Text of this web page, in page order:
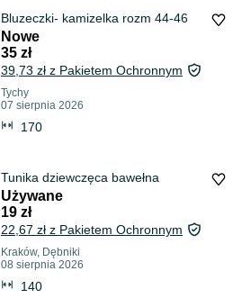
Bluzeczki- kamizelka rozm 44-46
Nowe
35 zł
39,73 zł z Pakietem Ochronnym
Tychy
07 sierpnia 2026
170
Tunika dziewczęca bawełna
Używane
19 zł
22,67 zł z Pakietem Ochronnym
Kraków, Dębniki
08 sierpnia 2026
140